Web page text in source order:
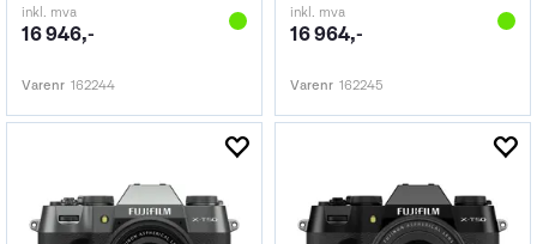
inkl. mva
16 946,-
Varenr 162244
inkl. mva
16 964,-
Varenr 162245